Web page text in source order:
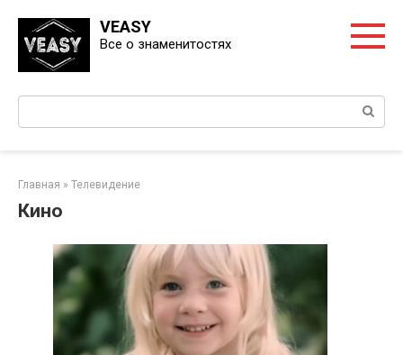
контенту
VEASY
Все о знаменитостях
Главная » Телевидение
Кино